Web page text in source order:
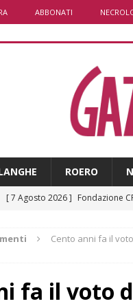
ABBONATI
ROERO
[ 7 Agosto 2026 ] Fondazione
[ 7 Agosto 2026 ] Siccità in
[ 7 Agosto 2026 ] Bollettino
Cento anni fa il
fa il voto